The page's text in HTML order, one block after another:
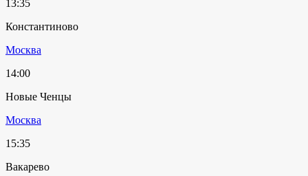
13:35
Константиново
Москва
14:00
Новые Ченцы
Москва
15:35
Вакарево